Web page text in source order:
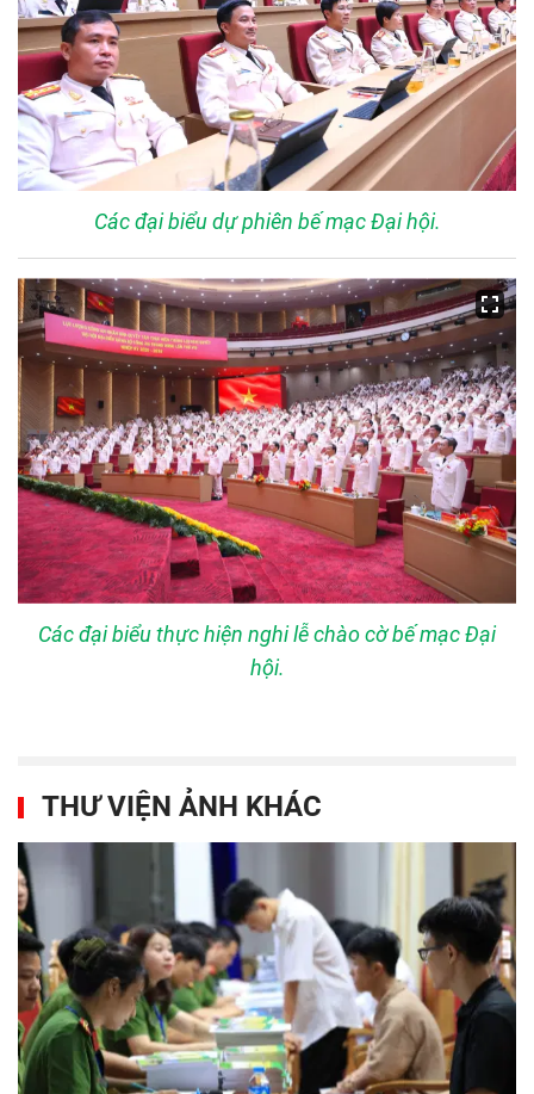
Các đại biểu dự phiên bế mạc Đại hội.
Các đại biểu thực hiện nghi lễ chào cờ bế mạc Đại
hội.
THƯ VIỆN ẢNH KHÁC